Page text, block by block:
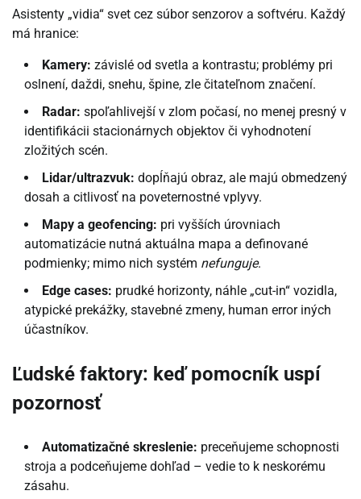
Asistenty „vidia“ svet cez súbor senzorov a softvéru. Každý
má hranice:
Kamery: závislé od svetla a kontrastu; problémy pri
oslnení, daždi, snehu, špine, zle čitateľnom značení.
Radar: spoľahlivejší v zlom počasí, no menej presný v
identifikácii stacionárnych objektov či vyhodnotení
zložitých scén.
Lidar/ultrazvuk: dopĺňajú obraz, ale majú obmedzený
dosah a citlivosť na poveternostné vplyvy.
Mapy a geofencing: pri vyšších úrovniach
automatizácie nutná aktuálna mapa a definované
podmienky; mimo nich systém nefunguje.
Edge cases: prudké horizonty, náhle „cut-in“ vozidla,
atypické prekážky, stavebné zmeny, human error iných
účastníkov.
Ľudské faktory: keď pomocník uspí
pozornosť
Automatizačné skreslenie: preceňujeme schopnosti
stroja a podceňujeme dohľad – vedie to k neskorému
zásahu.